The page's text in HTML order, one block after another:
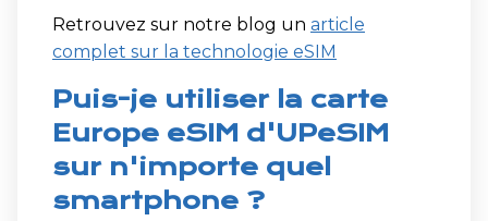
Retrouvez sur notre blog un article
complet sur la technologie eSIM
Puis-je utiliser la carte
Europe eSIM d'UPeSIM
sur n'importe quel
smartphone ?